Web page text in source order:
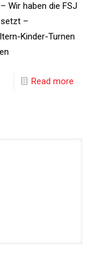
Wir haben die FSJ
–
Kinder-Turnen
Read more